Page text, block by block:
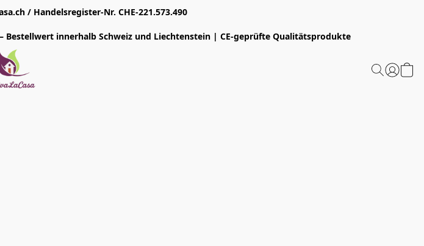
/ Handelsregister-Nr. CHE-221.573.490
Bestellwert innerhalb Schweiz und Liechtenstein | CE-geprüfte Qualitätsprodukte